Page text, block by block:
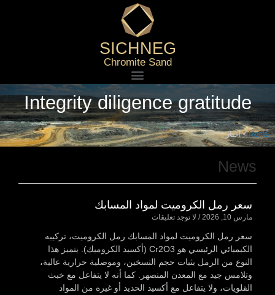
SICHNEG
Chromite Sand
Integrity diligence gratitude
Home
>أخبار
News
سعر رمل الكروميت لمواد المسابك
مارس 10, 2026 لا توجد تعليقات
سعر رمل الكروميت لمواد المسابك رمل الكروميت، تركيبه
الكيميائي الرئيسي هو Cr2O3 (أكسيد الكروميك). يتميز هذا
النوع من الرمل بثبات حجم التسخين، وموصلية حرارية عالية،
وتلامس جيد مع المعدن المنصهر. كما أنه لا يتفاعل مع خبث
القلويات، ولا يتفاعل مع أكسيد الحديد أو غيره من المواد